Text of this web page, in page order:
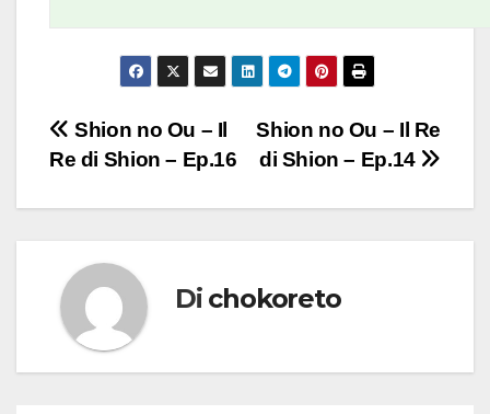
Navigazione
Shion no Ou – Il Re
di Shion – Ep.14
Shion no Ou – Il
Re di Shion – Ep.16
Di chokoreto